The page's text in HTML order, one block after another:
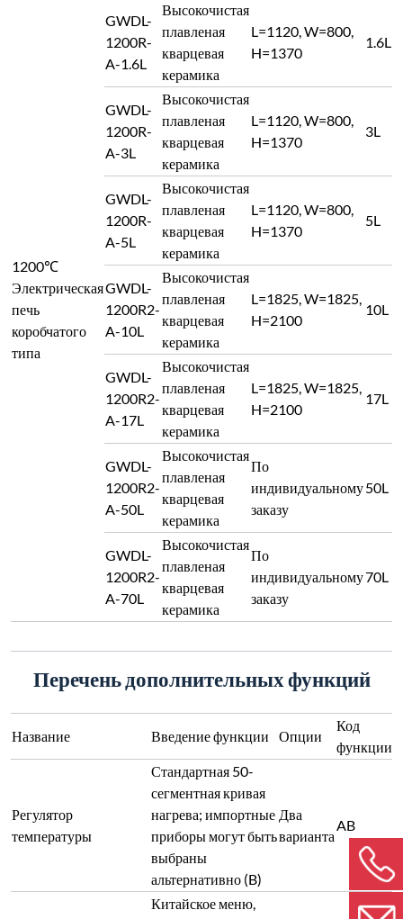
1200℃
Электрическая
печь
коробчатого
типа
GWDL-
1200R-
A-1.6L
Высокочистая
плавленая
кварцевая
керамика
L=1120, W=800,
H=1370
1.6L
GWDL-
1200R-
A-3L
Высокочистая
плавленая
кварцевая
керамика
L=1120, W=800,
H=1370
3L
GWDL-
1200R-
A-5L
Высокочистая
плавленая
кварцевая
керамика
L=1120, W=800,
H=1370
5L
GWDL-
1200R2-
A-10L
Высокочистая
плавленая
кварцевая
керамика
L=1825, W=1825,
H=2100
10L
GWDL-
1200R2-
A-17L
Высокочистая
плавленая
кварцевая
керамика
L=1825, W=1825,
H=2100
17L
GWDL-
1200R2-
A-50L
Высокочистая
плавленая
кварцевая
керамика
По
индивидуальному
заказу
50L
GWDL-
1200R2-
A-70L
Высокочистая
плавленая
кварцевая
керамика
По
индивидуальному
заказу
70L
Перечень дополнительных функций
Название Введение функции Опции
Код
функции
Регулятор
температуры
Стандартная 50-
сегментная кривая
нагрева; импортные
приборы могут быть
выбраны
альтернативно (B)
Два
варианта
AB
Китайское меню,